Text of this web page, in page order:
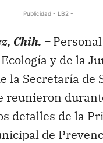
Publicidad - LB2 -
Chih. –
y de la
la Secretaría de
reunieron
detalles de la
de